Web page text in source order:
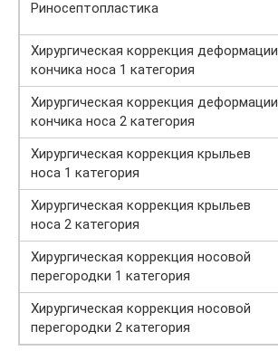
Риносептопластика
Хирургическая коррекция деформации
кончика носа 1 категория
Хирургическая коррекция деформации
кончика носа 2 категория
Хирургическая коррекция крыльев
носа 1 категория
Хирургическая коррекция крыльев
носа 2 категория
Хирургическая коррекция носовой
перегородки 1 категория
Хирургическая коррекция носовой
перегородки 2 категория